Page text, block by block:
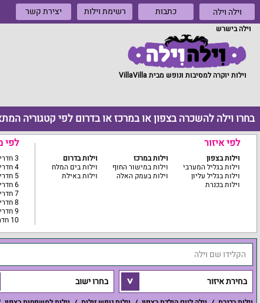
וילה וילה כתבות רשימת וילות יצירת קשר
וילה בישרש
וילות יוקרה למסיבות ונופש מבית VillaVilla
בחרו וילה להשכרה בצפון או במרכז או בדרום לפי קטגוריה
לפי איזור
וילות בצפון
וילות בגליל המערבי
וילות בגליל עליון
וילות בכנרת
וילות במרכז
וילות במישור החוף
וילות בעמק האלה
וילות בדרום
וילות בים המלח
וילות באילת
לפי
3 חדרים ומטה
4 חדרים
5 חדרים
6 חדרים
7 חדרים
8 חדרים
9 חדרים
10 חדרים ומעלה
בחירת איזור בחרו ישוב